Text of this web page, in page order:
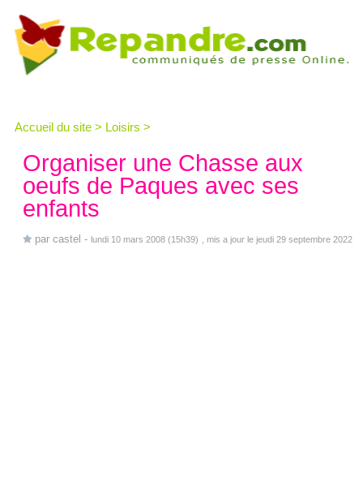
Accueil du site > Loisirs >
Organiser une Chasse aux
oeufs de Paques avec ses
enfants
par castel - lundi 10 mars 2008 (15h39) , mis a jour le jeudi 29 septembre 2022